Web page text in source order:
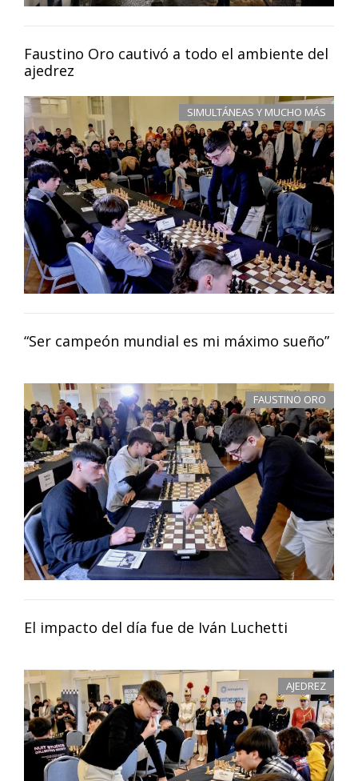
Faustino Oro cautivó a todo el ambiente del
ajedrez
SIMULTÁNEAS Y MUCHO MÁS
“Ser campeón mundial es mi máximo sueño”
FAUSTINO ORO
El impacto del día fue de Iván Luchetti
AJEDREZ